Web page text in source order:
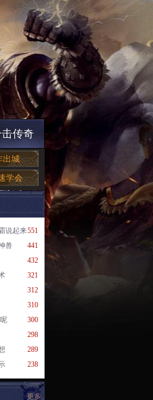
击传奇
出城
学会
551
说起来
441
兽
432
321
312
310
300
298
289
238
更多